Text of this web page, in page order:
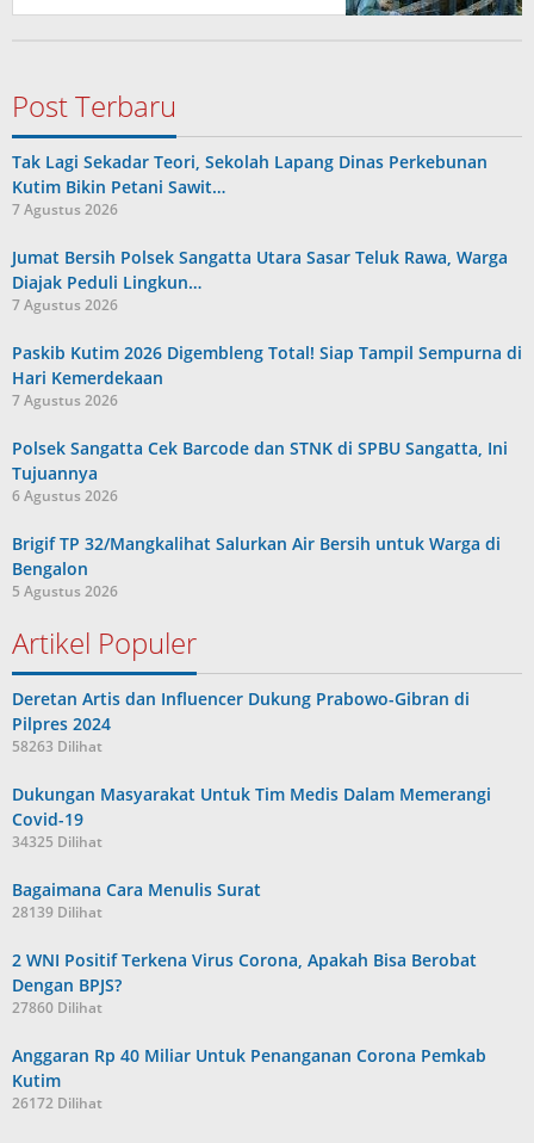
Post Terbaru
Tak Lagi Sekadar Teori, Sekolah Lapang Dinas Perkebunan
Kutim Bikin Petani Sawit…
7 Agustus 2026
Jumat Bersih Polsek Sangatta Utara Sasar Teluk Rawa, Warga
Diajak Peduli Lingkun…
7 Agustus 2026
Paskib Kutim 2026 Digembleng Total! Siap Tampil Sempurna di
Hari Kemerdekaan
7 Agustus 2026
Polsek Sangatta Cek Barcode dan STNK di SPBU Sangatta, Ini
Tujuannya
6 Agustus 2026
Brigif TP 32/Mangkalihat Salurkan Air Bersih untuk Warga di
Bengalon
5 Agustus 2026
Artikel Populer
Deretan Artis dan Influencer Dukung Prabowo-Gibran di
Pilpres 2024
58263 Dilihat
Dukungan Masyarakat Untuk Tim Medis Dalam Memerangi
Covid-19
34325 Dilihat
Bagaimana Cara Menulis Surat
28139 Dilihat
2 WNI Positif Terkena Virus Corona, Apakah Bisa Berobat
Dengan BPJS?
27860 Dilihat
Anggaran Rp 40 Miliar Untuk Penanganan Corona Pemkab
Kutim
26172 Dilihat